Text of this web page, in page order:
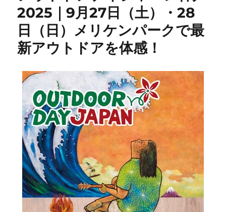
2025｜9月27日（土）・28
日（日）メリケンパークで最
新アウトドアを体感！